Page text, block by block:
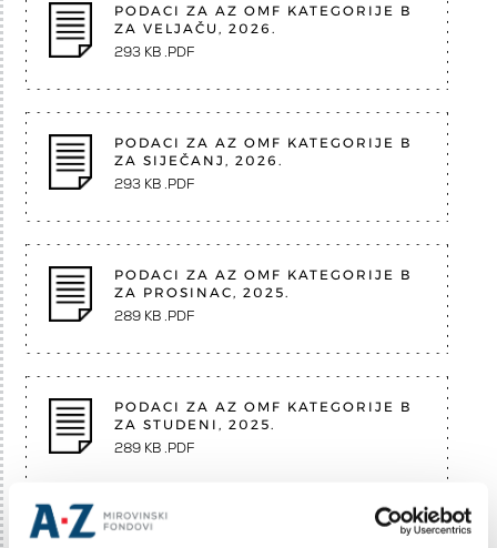
PODACI ZA AZ OMF KATEGORIJE B
ZA VELJAČU, 2026.
293 KB .PDF
PODACI ZA AZ OMF KATEGORIJE B
ZA SIJEČANJ, 2026.
293 KB .PDF
PODACI ZA AZ OMF KATEGORIJE B
ZA PROSINAC, 2025.
289 KB .PDF
PODACI ZA AZ OMF KATEGORIJE B
ZA STUDENI, 2025.
289 KB .PDF
PODACI ZA AZ OMF KATEGORIJE B